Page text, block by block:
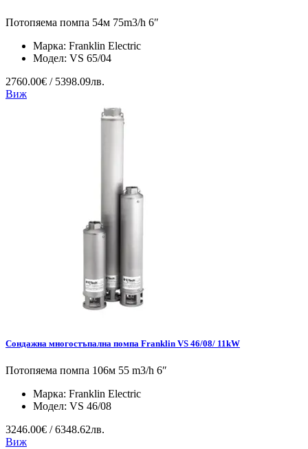
Потопяема помпа 54м 75m3/h 6″
Марка: Franklin Electric
Модел: VS 65/04
2760.00€ / 5398.09лв.
Виж
Сондажна многостъпална помпа Franklin VS 46/08/ 11kW
Потопяема помпа 106м 55 m3/h 6″
Марка: Franklin Electric
Модел: VS 46/08
3246.00€ / 6348.62лв.
Виж